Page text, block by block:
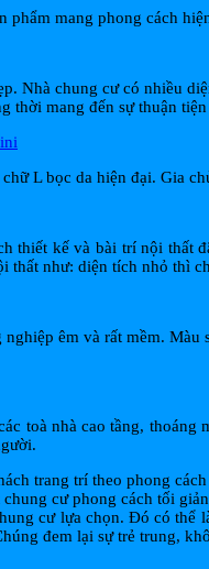
phẩm mang phong cách
Nhà chung cư có nhiều
thời mang đến sự thuận
L bọc da hiện đại. Gia
thiết kế và bài trí nội
thất như: diện tích nhỏ thì
êm và rất mềm.
toà nhà cao tầng,
trang trí theo phong
cư phong cách tối
cư lựa chọn. Đó có
đem lại sự trẻ trung,